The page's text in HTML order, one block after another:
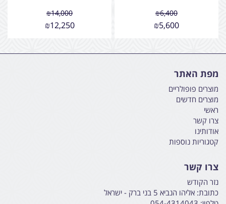
₪6,400
₪5,600
₪14,000
₪12,250
מפת האתר
מוצרים פופולריים
מוצרים חדשים
ראשי
צרו קשר
אודותינו
קטגוריות נוספות
צרו קשר
נזר הקודש
כתובת: אליהו הנביא 5 בני ברק - ישראל